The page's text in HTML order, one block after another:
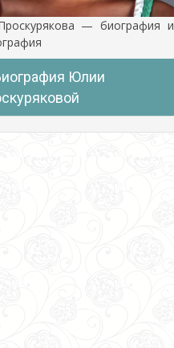
— биография и
Юлии